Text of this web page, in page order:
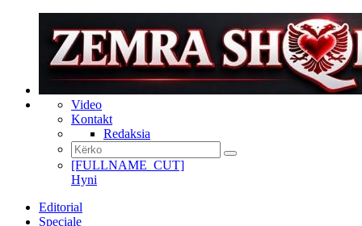
Video
Kontakt
Redaksia
[FULLNAME_CUT]
Hyni
Editorial
Speciale